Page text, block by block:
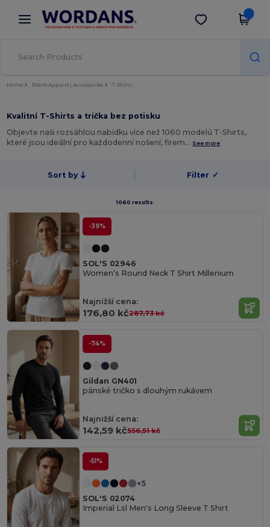
× Aplikace Wordans
Lepší ceny v aplikaci!
Stáhnout app
Home Blank Apparel | Accessories T-Shirts
Kvalitní T-Shirts a trička bez potisku
Objevte naši rozsáhlou nabídku více než 1060 modelů T-Shirts,
které jsou ideální pro každodenní nošení, firem… See more
Sort by Filter ✓
1060 results.
-39%
SOL'S 02946
Women's Round Neck T Shirt Millenium
Najnižší cena:
176,80 kč287,73 kč
-74%
Gildan GN401
pánské tričko s dlouhým rukávem
Najnižší cena:
142,59 kč556,51 kč
-51%
+5
SOL'S 02074
Imperial Lsl Men's Long Sleeve T Shirt